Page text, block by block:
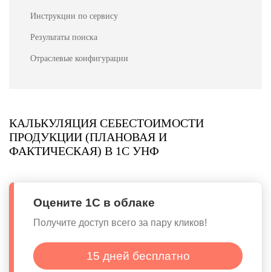
Инструкции по сервису
Результаты поиска
Отраслевые конфигурации
КАЛЬКУЛЯЦИЯ СЕБЕСТОИМОСТИ
ПРОДУКЦИИ (ПЛАНОВАЯ И
ФАКТИЧЕСКАЯ) В 1С УНФ
Оцените 1С в облаке
Получите доступ всего за пару кликов!
15 дней бесплатно